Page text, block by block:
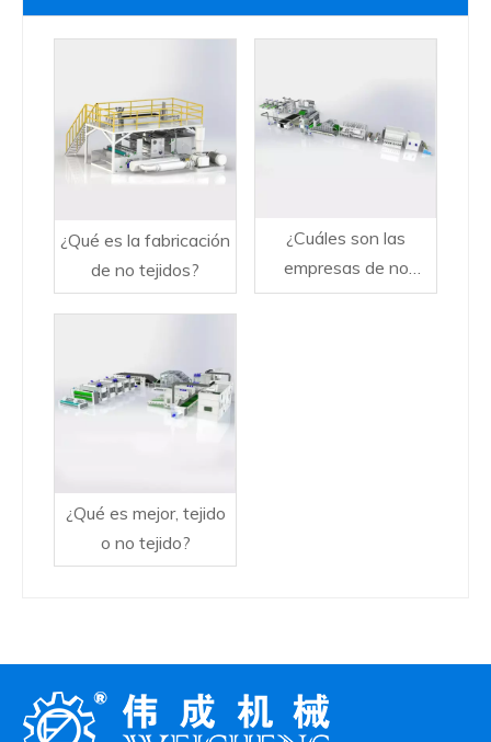
¿Qué es la fabricación
de no tejidos?
¿Cuáles son las
empresas de no
tejidos más grandes?
¿Qué es mejor, tejido
o no tejido?